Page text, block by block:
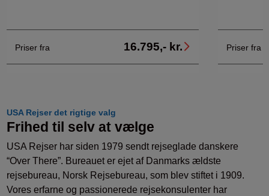
Priser fra 16.795,- kr. Priser fra
USA Rejser det rigtige valg
Frihed til selv at vælge
USA Rejser har siden 1979 sendt rejseglade danskere
“Over There”. Bureauet er ejet af Danmarks ældste
rejsebureau, Norsk Rejsebureau, som blev stiftet i 1909.
Vores erfarne og passionerede rejsekonsulenter har